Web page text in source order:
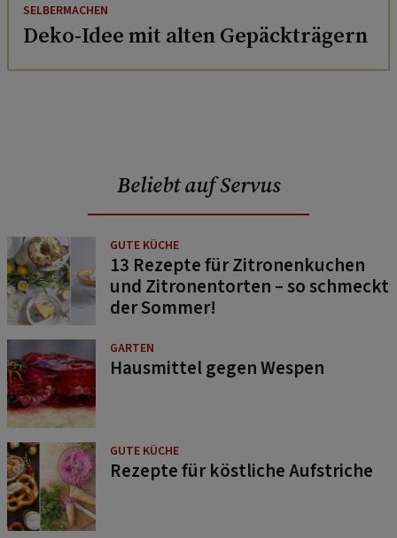
SELBERMACHEN
Deko-Idee mit alten Gepäckträgern
Beliebt auf Servus
GUTE KÜCHE
13 Rezepte für Zitronenkuchen
und Zitronentorten – so schmeckt
der Sommer!
GARTEN
Hausmittel gegen Wespen
GUTE KÜCHE
Rezepte für köstliche Aufstriche